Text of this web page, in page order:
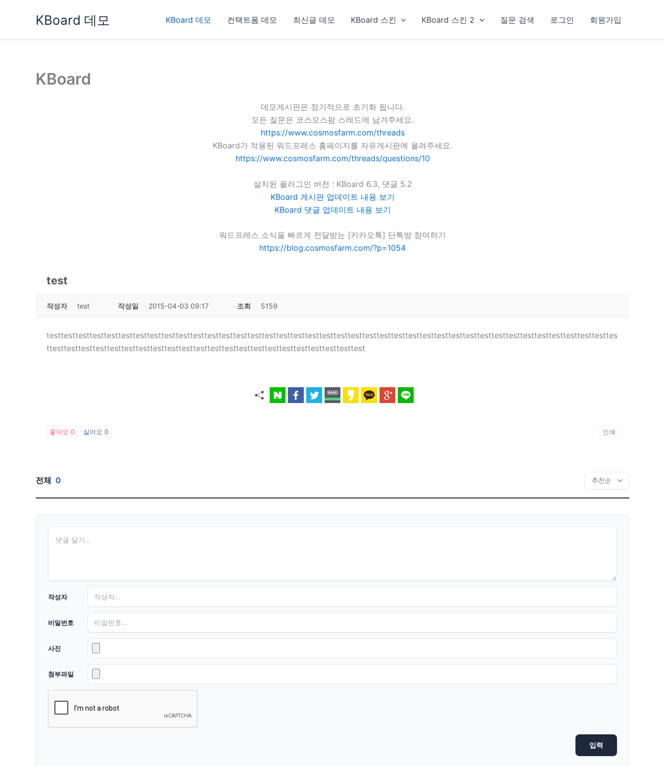
KBoard 데모 KBoard 데모 컨택트폼 데모 최신글 데모 KBoard 스킨 KBoard 스킨 2 질문 검색 로그인 회원가입
KBoard
데모게시판은 정기적으로 초기화 됩니다.
모든 질문은 코스모스팜 스레드에 남겨주세요.
https://www.cosmosfarm.com/threads
KBoard가 적용된 워드프레스 홈페이지를 자유게시판에 올려주세요.
https://www.cosmosfarm.com/threads/questions/10
설치된 플러그인 버전 : KBoard 6.3, 댓글 5.2
KBoard 게시판 업데이트 내용 보기
KBoard 댓글 업데이트 내용 보기
워드프레스 소식을 빠르게 전달받는 [카카오톡] 단톡방 참여하기
https://blog.cosmosfarm.com/?p=1054
test
작성자 test 작성일 2015-04-03 09:17 조회 5159
testtesttesttesttesttesttesttesttesttesttesttesttesttesttesttesttesttesttesttesttesttesttesttesttesttesttesttesttesttesttesttesttesttesttesttesttesttesttesttes
ttesttesttesttesttesttesttesttesttesttesttesttesttesttesttesttesttesttesttesttesttesttest
좋아요 0 싫어요 0 인쇄
전체 0
작성자
비밀번호
사진
첨부파일